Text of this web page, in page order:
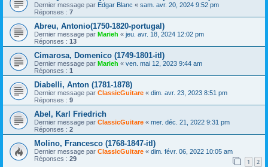
Dernier message par Edgar Blanc « sam. avr. 20, 2024 9:52 pm
Réponses : 7
Abreu, Antonio(1750-1820-portugal)
Dernier message par Marieh « jeu. avr. 18, 2024 12:02 pm
Réponses : 13
Cimarosa, Domenico (1749-1801-itl)
Dernier message par Marieh « ven. mai 12, 2023 9:44 am
Réponses : 1
Diabelli, Anton (1781-1878)
Dernier message par ClassicGuitare « dim. avr. 23, 2023 8:51 pm
Réponses : 9
Abel, Karl Friedrich
Dernier message par ClassicGuitare « mer. déc. 21, 2022 9:31 pm
Réponses : 2
Molino, Francesco (1768-1847-itl)
Dernier message par ClassicGuitare « dim. févr. 06, 2022 10:05 am
Réponses : 29 1 2